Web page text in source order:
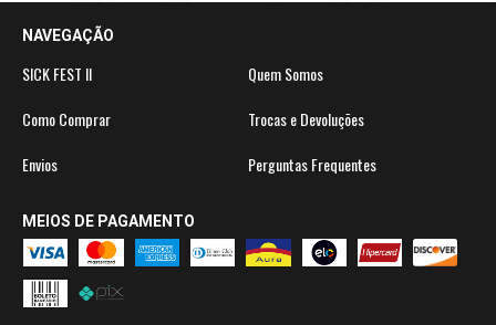
NAVEGAÇÃO
SICK FEST II
Quem Somos
Como Comprar
Trocas e Devoluções
Envios
Perguntas Frequentes
MEIOS DE PAGAMENTO